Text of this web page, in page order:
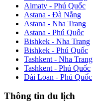
Almaty - Phú Quốc
Astana - Đà Nẵng
Astana - Nha Trang
Astana - Phú Quốc
Bishkek - Nha Trang
Bishkek - Phú Quốc
Tashkent - Nha Trang
Tashkent - Phú Quốc
Đài Loan - Phú Quốc
Thông tin du lịch